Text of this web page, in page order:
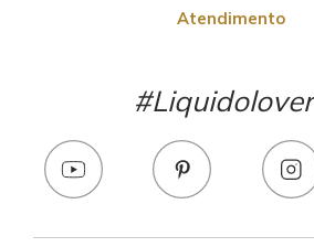
Atendimento
#Liquidolover